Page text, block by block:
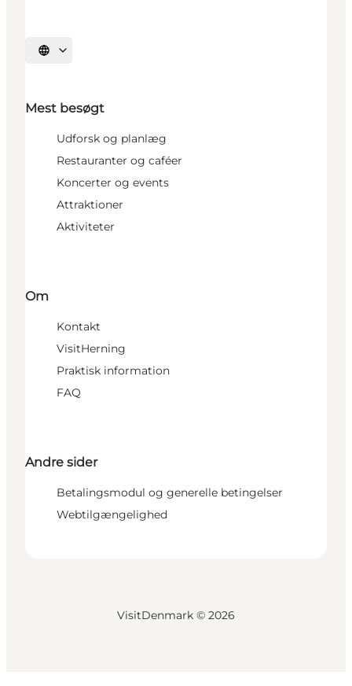
Vælg sprog
Mest besøgt
Udforsk og planlæg
Restauranter og caféer
Koncerter og events
Attraktioner
Aktiviteter
Om
Kontakt
VisitHerning
Praktisk information
FAQ
Andre sider
Betalingsmodul og generelle betingelser
Webtilgængelighed
VisitDenmark © 2026